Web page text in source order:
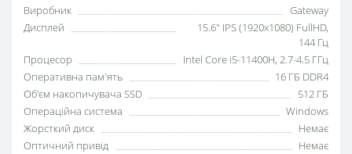
Виробник
Gateway
Дисплей
15.6" IPS (1920x1080) FullHD,
144 Гц
Процесор
Intel Core i5-11400H, 2.7-4.5 ГГц
Оперативна пам'ять
16 ГБ DDR4
Об'єм накопичувача SSD
512 ГБ
Операційна система
Windows
Жорсткий диск
Немає
Оптичний привід
Немає